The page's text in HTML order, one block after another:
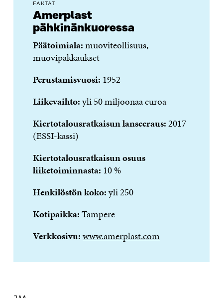
FAKTAT
Amerplast
pähkinänkuoressa
Päätoimiala:muoviteollisuus,
muovipakkaukset
Perustamisvuosi: 1952
Liikevaihto:yli 50 miljoonaa euroa
Kiertotalousratkaisun lanseeraus:2017
(ESSI-kassi)
Kiertotalousratkaisun osuus
liiketoiminnasta: 10 %
Henkilöstön koko:yli 250
Kotipaikka:Tampere
Verkkosivu:www.amerplast.com